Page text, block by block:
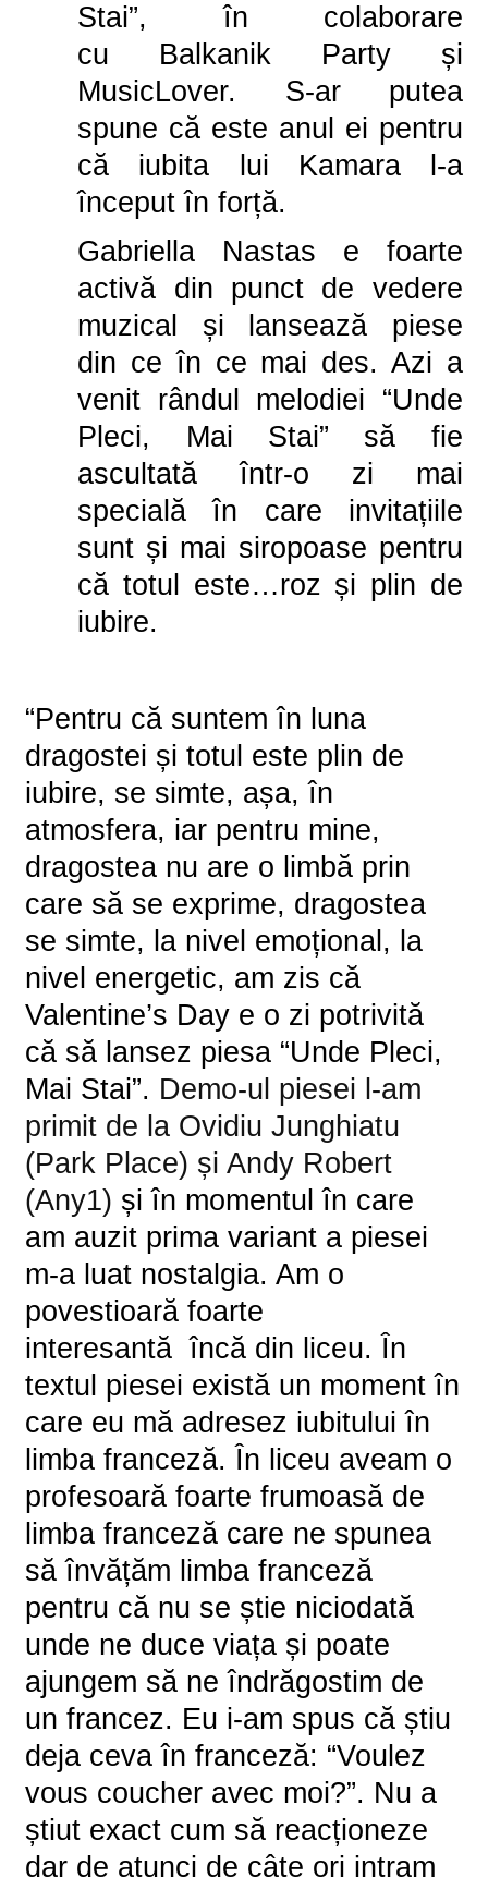
Stai”, în colaborare
cu Balkanik Party și
MusicLover. S-ar putea
spune că este anul ei pentru
că iubita lui Kamara l-a
început în forță.
Gabriella Nastas e foarte
activă din punct de vedere
muzical și lansează piese
din ce în ce mai des. Azi a
venit rândul melodiei “Unde
Pleci, Mai Stai” să fie
ascultată într-o zi mai
specială în care invitațiile
sunt și mai siropoase pentru
că totul este…roz și plin de
iubire.
“Pentru că suntem în luna
dragostei și totul este plin de
iubire, se simte, așa, în
atmosfera, iar pentru mine,
dragostea nu are o limbă prin
care să se exprime, dragostea
se simte, la nivel emoțional, la
nivel energetic, am zis că
Valentine’s Day e o zi potrivită
că să lansez piesa “Unde Pleci,
Mai Stai”. Demo-ul piesei l-am
primit de la Ovidiu Junghiatu
(Park Place) și Andy Robert
(Any1) și în momentul în care
am auzit prima variant a piesei
m-a luat nostalgia. Am o
povestioară foarte
interesantă încă din liceu. În
textul piesei există un moment în
care eu mă adresez iubitului în
limba franceză. În liceu aveam o
profesoară foarte frumoasă de
limba franceză care ne spunea
să învățăm limba franceză
pentru că nu se știe niciodată
unde ne duce viața și poate
ajungem să ne îndrăgostim de
un francez. Eu i-am spus că știu
deja ceva în franceză: “Voulez
vous coucher avec moi?”. Nu a
știut exact cum să reacționeze
dar de atunci de câte ori intram